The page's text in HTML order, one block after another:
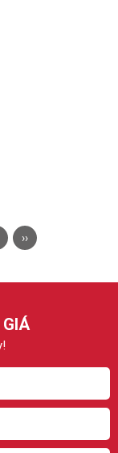
››